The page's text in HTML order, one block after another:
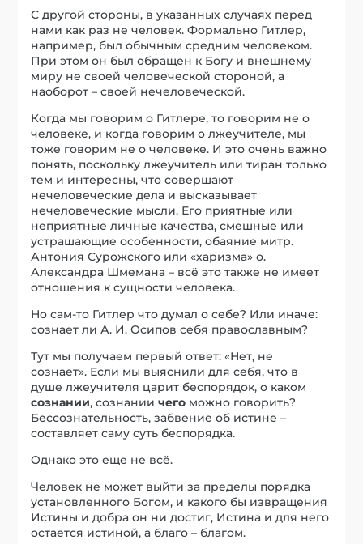
С другой стороны, в указанных случаях перед
нами как раз не человек. Формально Гитлер,
например, был обычным средним человеком.
При этом он был обращен к Богу и внешнему
миру не своей человеческой стороной, а
наоборот – своей нечеловеческой.
Когда мы говорим о Гитлере, то говорим не о
человеке, и когда говорим о лжеучителе, мы
тоже говорим не о человеке. И это очень важно
понять, поскольку лжеучитель или тиран только
тем и интересны, что совершают
нечеловеческие дела и высказывает
нечеловеческие мысли. Его приятные или
неприятные личные качества, смешные или
устрашающие особенности, обаяние митр.
Антония Сурожского или «харизма» о.
Александра Шмемана – всё это также не имеет
отношения к сущности человека.
Но сам-то Гитлер что думал о себе? Или иначе:
сознает ли А. И. Осипов себя православным?
Тут мы получаем первый ответ: «Нет, не
сознает». Если мы выяснили для себя, что в
душе лжеучителя царит беспорядок, о каком
сознании, сознаниичего можно говорить?
Бессознательность, забвение об истине –
составляет саму суть беспорядка.
Однако это еще не всё.
Человек не может выйти за пределы порядка
установленного Богом, и какого бы извращения
Истины и добра он ни достиг, Истина и для него
остается истиной, а благо – благом.